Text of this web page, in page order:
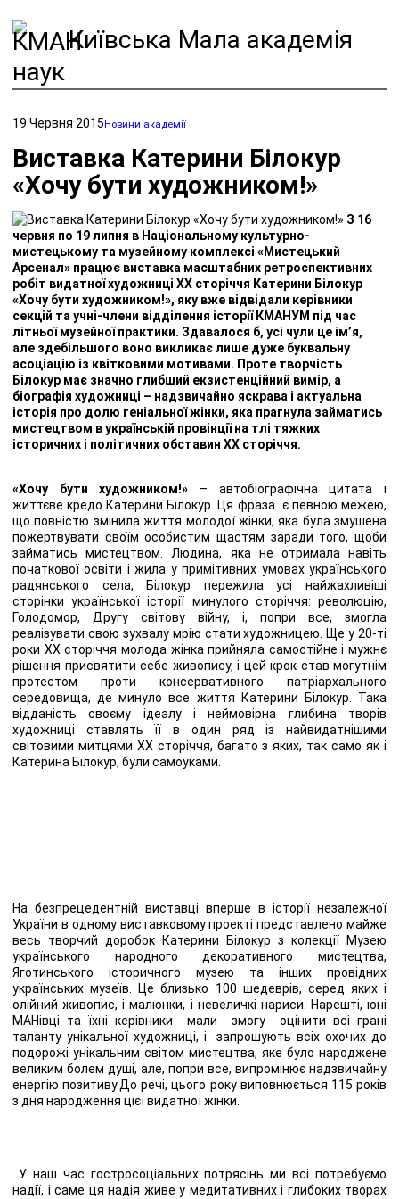
Київська Мала академія
наук
19 Червня 2015Новини академії
Виставка Катерини Білокур
«Хочу бути художником!»
З 16
червня по 19 липня в Національному культурно-
мистецькому та музейному комплексі «Мистецький
Арсенал» працює виставка масштабних ретроспективних
робіт видатної художниці ХХ сторіччя Катерини Білокур
«Хочу бути художником!», яку вже відвідали керівники
секцій та учні-члени відділення історії КМАНУМ під час
літньої музейної практики. Здавалося б, усі чули це ім’я,
але здебільшого воно викликає лише дуже буквальну
асоціацію із квітковими мотивами. Проте творчість
Білокур має значно глибший екзистенційний вимір, а
біографія художниці – надзвичайно яскрава і актуальна
історія про долю геніальної жінки, яка прагнула займатись
мистецтвом в українській провінції на тлі тяжких
історичних і політичних обставин ХХ сторіччя.
«Хочу бути художником!» – автобіографічна цитата і
життєве кредо Катерини Білокур. Ця фраза є певною межею,
що повністю змінила життя молодої жінки, яка була змушена
пожертвувати своїм особистим щастям заради того, щоби
займатись мистецтвом. Людина, яка не отримала навіть
початкової освіти і жила у примітивних умовах українського
радянського села, Білокур пережила усі найжахливіші
сторінки української історії минулого сторіччя: революцію,
Голодомор, Другу світову війну, і, попри все, змогла
реалізувати свою зухвалу мрію стати художницею. Ще у 20-ті
роки ХХ сторіччя молода жінка прийняла самостійне і мужнє
рішення присвятити себе живопису, і цей крок став могутнім
протестом проти консервативного патріархального
середовища, де минуло все життя Катерини Білокур. Така
відданість своєму ідеалу і неймовірна глибина творів
художниці ставлять її в один ряд із найвидатнішими
світовими митцями ХХ сторіччя, багато з яких, так само як і
Катерина Білокур, були самоуками.
На безпрецедентній виставці вперше в історії незалежної
України в одному виставковому проекті представлено майже
весь творчий доробок Катерини Білокур з колекції Музею
українського народного декоративного мистецтва,
Яготинського історичного музею та інших провідних
українських музеїв. Це близько 100 шедеврів, серед яких і
олійний живопис, і малюнки, і невеличкі нариси. Нарешті, юні
МАНівці та їхні керівники мали змогу оцінити всі грані
таланту унікальної художниці, і запрошують всіх охочих до
подорожі унікальним світом мистецтва, яке було народжене
великим болем душі, але, попри все, випромінює надзвичайну
енергію позитиву.До речі, цього року виповнюється 115 років
з дня народження цієї видатної жінки.
У наш час гостросоціальних потрясінь ми всі потребуємо
надії, і саме ця надія живе у медитативних і глибоких творах